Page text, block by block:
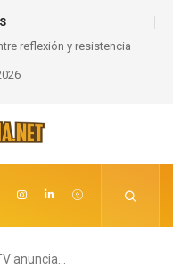
reflexión y resistencia
anuncia…